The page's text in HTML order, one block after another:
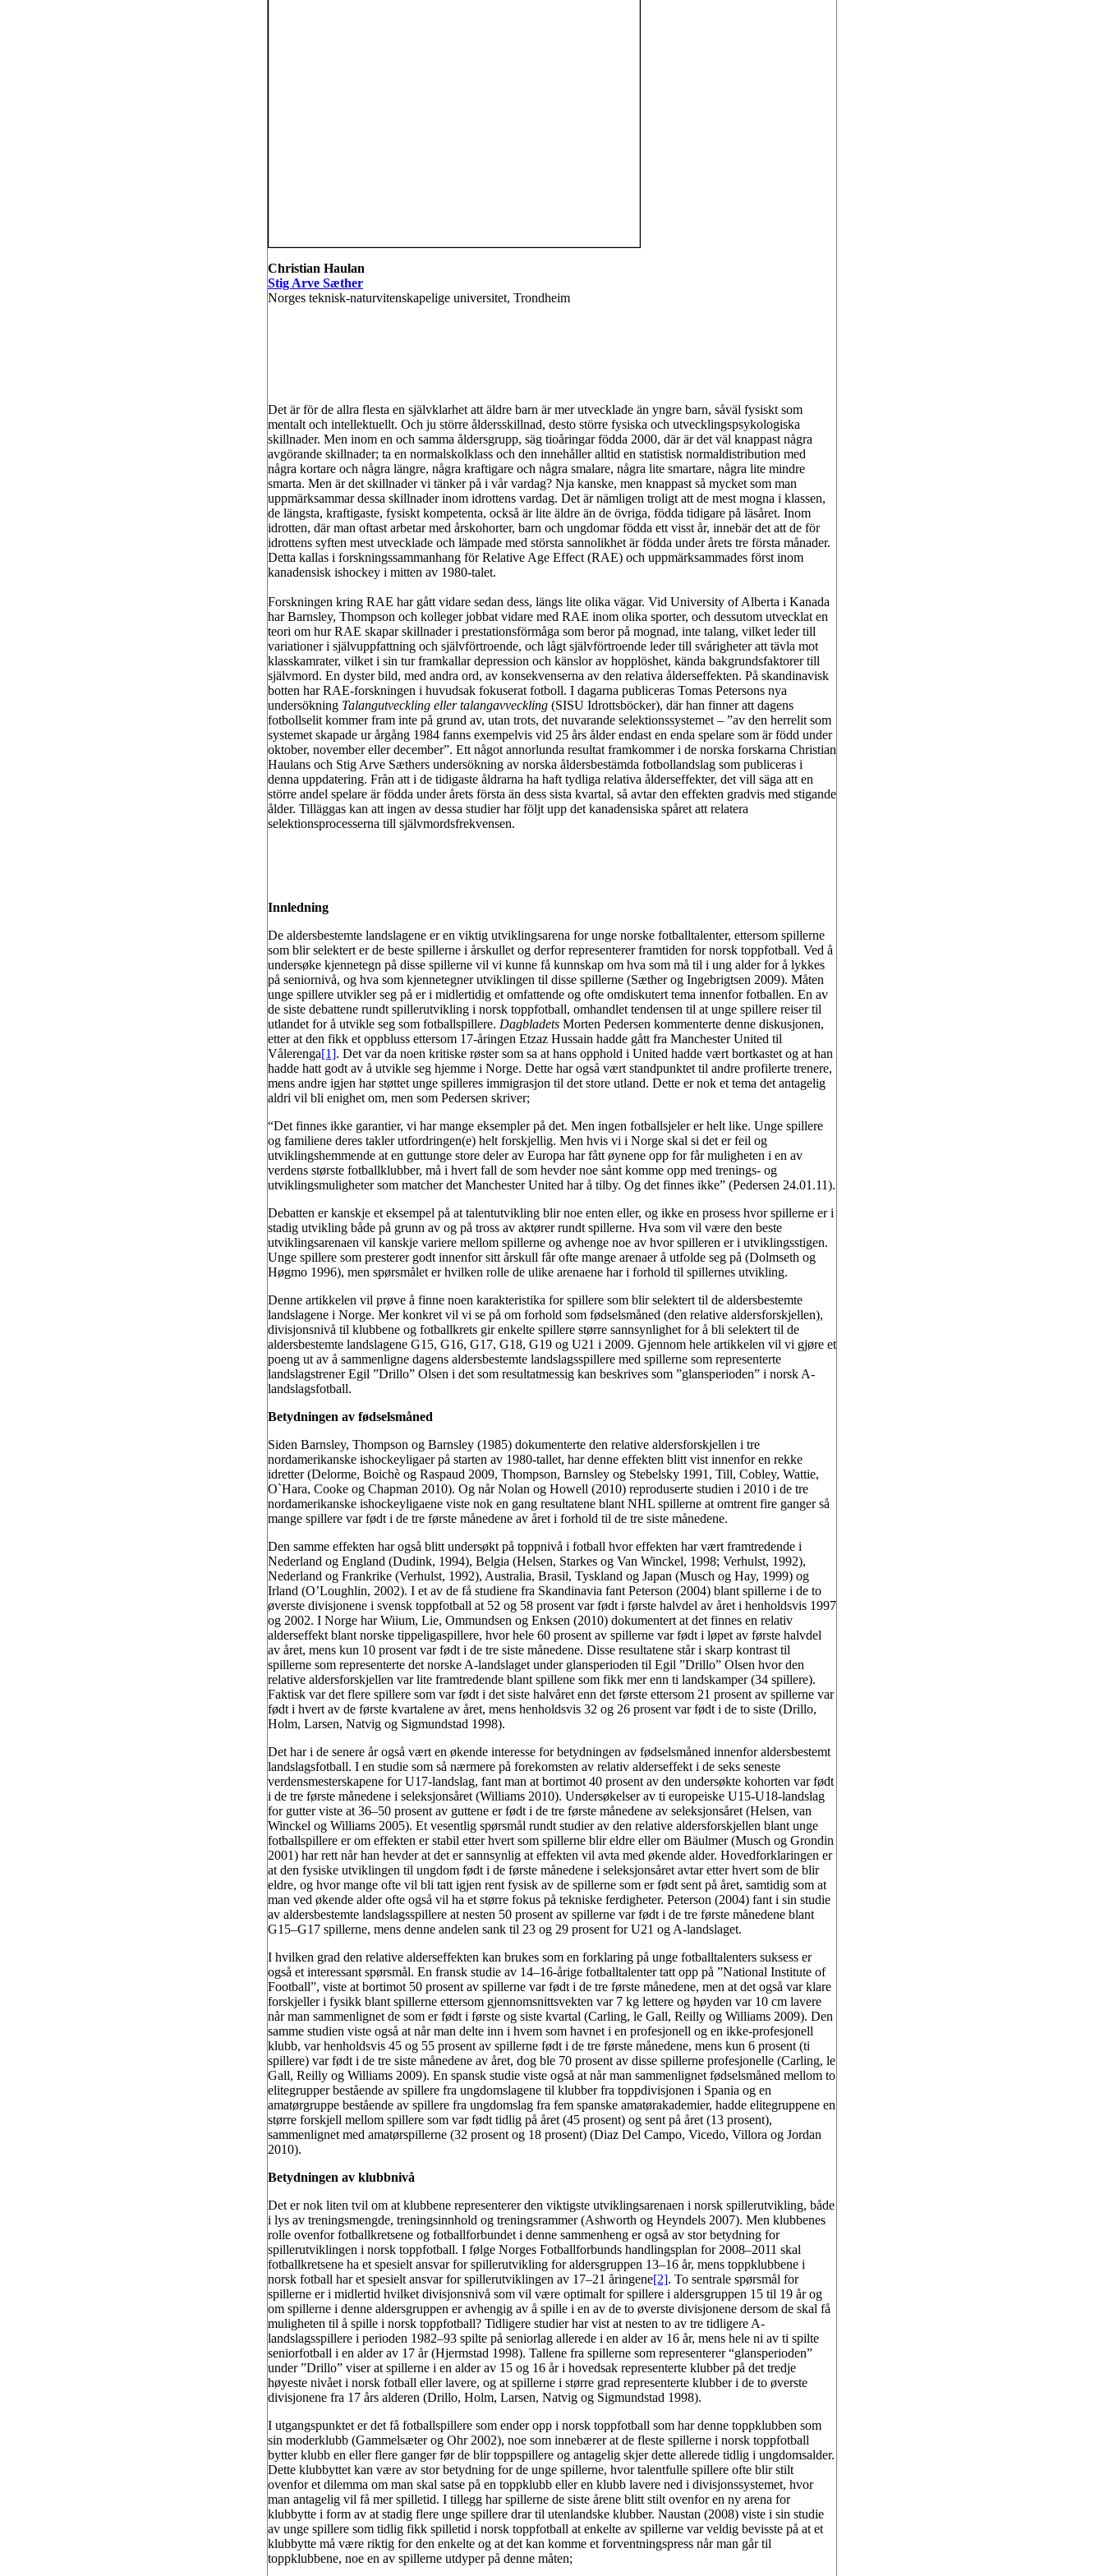
Christian Haulan
Stig Arve Sæther
Norges teknisk-naturvitenskapelige universitet, Trondheim
Det är för de allra flesta en självklarhet att äldre barn är mer utvecklade än yngre barn, såväl fysiskt som
mentalt och intellektuellt. Och ju större åldersskillnad, desto större fysiska och utvecklingspsykologiska
skillnader. Men inom en och samma åldersgrupp, säg tioåringar födda 2000, där är det väl knappast några
avgörande skillnader; ta en normalskolklass och den innehåller alltid en statistisk normaldistribution med
några kortare och några längre, några kraftigare och några smalare, några lite smartare, några lite mindre
smarta. Men är det skillnader vi tänker på i vår vardag? Nja kanske, men knappast så mycket som man
uppmärksammar dessa skillnader inom idrottens vardag. Det är nämligen troligt att de mest mogna i klassen,
de längsta, kraftigaste, fysiskt kompetenta, också är lite äldre än de övriga, födda tidigare på läsåret. Inom
idrotten, där man oftast arbetar med årskohorter, barn och ungdomar födda ett visst år, innebär det att de för
idrottens syften mest utvecklade och lämpade med största sannolikhet är födda under årets tre första månader.
Detta kallas i forskningssammanhang för Relative Age Effect (RAE) och uppmärksammades först inom
kanadensisk ishockey i mitten av 1980-talet.
Forskningen kring RAE har gått vidare sedan dess, längs lite olika vägar. Vid University of Alberta i Kanada
har Barnsley, Thompson och kolleger jobbat vidare med RAE inom olika sporter, och dessutom utvecklat en
teori om hur RAE skapar skillnader i prestationsförmåga som beror på mognad, inte talang, vilket leder till
variationer i självuppfattning och självförtroende, och lågt självförtroende leder till svårigheter att tävla mot
klasskamrater, vilket i sin tur framkallar depression och känslor av hopplöshet, kända bakgrundsfaktorer till
självmord. En dyster bild, med andra ord, av konsekvenserna av den relativa ålderseffekten. På skandinavisk
botten har RAE-forskningen i huvudsak fokuserat fotboll. I dagarna publiceras Tomas Petersons nya
undersökning Talangutveckling eller talangavveckling (SISU Idrottsböcker), där han finner att dagens
fotbollselit kommer fram inte på grund av, utan trots, det nuvarande selektionssystemet – ”av den herrelit som
systemet skapade ur årgång 1984 fanns exempelvis vid 25 års ålder endast en enda spelare som är född under
oktober, november eller december”. Ett något annorlunda resultat framkommer i de norska forskarna Christian
Haulans och Stig Arve Sæthers undersökning av norska åldersbestämda fotbollandslag som publiceras i
denna uppdatering. Från att i de tidigaste åldrarna ha haft tydliga relativa ålderseffekter, det vill säga att en
större andel spelare är födda under årets första än dess sista kvartal, så avtar den effekten gradvis med stigande
ålder. Tilläggas kan att ingen av dessa studier har följt upp det kanadensiska spåret att relatera
selektionsprocesserna till självmordsfrekvensen.
Innledning
De aldersbestemte landslagene er en viktig utviklingsarena for unge norske fotballtalenter, ettersom spillerne
som blir selektert er de beste spillerne i årskullet og derfor representerer framtiden for norsk toppfotball. Ved å
undersøke kjennetegn på disse spillerne vil vi kunne få kunnskap om hva som må til i ung alder for å lykkes
på seniornivå, og hva som kjennetegner utviklingen til disse spillerne (Sæther og Ingebrigtsen 2009). Måten
unge spillere utvikler seg på er i midlertidig et omfattende og ofte omdiskutert tema innenfor fotballen. En av
de siste debattene rundt spillerutvikling i norsk toppfotball, omhandlet tendensen til at unge spillere reiser til
utlandet for å utvikle seg som fotballspillere. Dagbladets Morten Pedersen kommenterte denne diskusjonen,
etter at den fikk et oppbluss ettersom 17-åringen Etzaz Hussain hadde gått fra Manchester United til
Vålerenga[1]. Det var da noen kritiske røster som sa at hans opphold i United hadde vært bortkastet og at han
hadde hatt godt av å utvikle seg hjemme i Norge. Dette har også vært standpunktet til andre profilerte trenere,
mens andre igjen har støttet unge spilleres immigrasjon til det store utland. Dette er nok et tema det antagelig
aldri vil bli enighet om, men som Pedersen skriver;
“Det finnes ikke garantier, vi har mange eksempler på det. Men ingen fotballsjeler er helt like. Unge spillere
og familiene deres takler utfordringen(e) helt forskjellig. Men hvis vi i Norge skal si det er feil og
utviklingshemmende at en guttunge store deler av Europa har fått øynene opp for får muligheten i en av
verdens største fotballklubber, må i hvert fall de som hevder noe sånt komme opp med trenings- og
utviklingsmuligheter som matcher det Manchester United har å tilby. Og det finnes ikke” (Pedersen 24.01.11).
Debatten er kanskje et eksempel på at talentutvikling blir noe enten eller, og ikke en prosess hvor spillerne er i
stadig utvikling både på grunn av og på tross av aktører rundt spillerne. Hva som vil være den beste
utviklingsarenaen vil kanskje variere mellom spillerne og avhenge noe av hvor spilleren er i utviklingsstigen.
Unge spillere som presterer godt innenfor sitt årskull får ofte mange arenaer å utfolde seg på (Dolmseth og
Høgmo 1996), men spørsmålet er hvilken rolle de ulike arenaene har i forhold til spillernes utvikling.
Denne artikkelen vil prøve å finne noen karakteristika for spillere som blir selektert til de aldersbestemte
landslagene i Norge. Mer konkret vil vi se på om forhold som fødselsmåned (den relative aldersforskjellen),
divisjonsnivå til klubbene og fotballkrets gir enkelte spillere større sannsynlighet for å bli selektert til de
aldersbestemte landslagene G15, G16, G17, G18, G19 og U21 i 2009. Gjennom hele artikkelen vil vi gjøre et
poeng ut av å sammenligne dagens aldersbestemte landslagsspillere med spillerne som representerte
landslagstrener Egil ”Drillo” Olsen i det som resultatmessig kan beskrives som ”glansperioden” i norsk A-
landslagsfotball.
Betydningen av fødselsmåned
Siden Barnsley, Thompson og Barnsley (1985) dokumenterte den relative aldersforskjellen i tre
nordamerikanske ishockeyligaer på starten av 1980-tallet, har denne effekten blitt vist innenfor en rekke
idretter (Delorme, Boichè og Raspaud 2009, Thompson, Barnsley og Stebelsky 1991, Till, Cobley, Wattie,
O`Hara, Cooke og Chapman 2010). Og når Nolan og Howell (2010) reproduserte studien i 2010 i de tre
nordamerikanske ishockeyligaene viste nok en gang resultatene blant NHL spillerne at omtrent fire ganger så
mange spillere var født i de tre første månedene av året i forhold til de tre siste månedene.
Den samme effekten har også blitt undersøkt på toppnivå i fotball hvor effekten har vært framtredende i
Nederland og England (Dudink, 1994), Belgia (Helsen, Starkes og Van Winckel, 1998; Verhulst, 1992),
Nederland og Frankrike (Verhulst, 1992), Australia, Brasil, Tyskland og Japan (Musch og Hay, 1999) og
Irland (O’Loughlin, 2002). I et av de få studiene fra Skandinavia fant Peterson (2004) blant spillerne i de to
øverste divisjonene i svensk toppfotball at 52 og 58 prosent var født i første halvdel av året i henholdsvis 1997
og 2002. I Norge har Wiium, Lie, Ommundsen og Enksen (2010) dokumentert at det finnes en relativ
alderseffekt blant norske tippeligaspillere, hvor hele 60 prosent av spillerne var født i løpet av første halvdel
av året, mens kun 10 prosent var født i de tre siste månedene. Disse resultatene står i skarp kontrast til
spillerne som representerte det norske A-landslaget under glansperioden til Egil ”Drillo” Olsen hvor den
relative aldersforskjellen var lite framtredende blant spillene som fikk mer enn ti landskamper (34 spillere).
Faktisk var det flere spillere som var født i det siste halvåret enn det første ettersom 21 prosent av spillerne var
født i hvert av de første kvartalene av året, mens henholdsvis 32 og 26 prosent var født i de to siste (Drillo,
Holm, Larsen, Natvig og Sigmundstad 1998).
Det har i de senere år også vært en økende interesse for betydningen av fødselsmåned innenfor aldersbestemt
landslagsfotball. I en studie som så nærmere på forekomsten av relativ alderseffekt i de seks seneste
verdensmesterskapene for U17-landslag, fant man at bortimot 40 prosent av den undersøkte kohorten var født
i de tre første månedene i seleksjonsåret (Williams 2010). Undersøkelser av ti europeiske U15-U18-landslag
for gutter viste at 36–50 prosent av guttene er født i de tre første månedene av seleksjonsåret (Helsen, van
Winckel og Williams 2005). Et vesentlig spørsmål rundt studier av den relative aldersforskjellen blant unge
fotballspillere er om effekten er stabil etter hvert som spillerne blir eldre eller om Bäulmer (Musch og Grondin
2001) har rett når han hevder at det er sannsynlig at effekten vil avta med økende alder. Hovedforklaringen er
at den fysiske utviklingen til ungdom født i de første månedene i seleksjonsåret avtar etter hvert som de blir
eldre, og hvor mange ofte vil bli tatt igjen rent fysisk av de spillerne som er født sent på året, samtidig som at
man ved økende alder ofte også vil ha et større fokus på tekniske ferdigheter. Peterson (2004) fant i sin studie
av aldersbestemte landslagsspillere at nesten 50 prosent av spillerne var født i de tre første månedene blant
G15–G17 spillerne, mens denne andelen sank til 23 og 29 prosent for U21 og A-landslaget.
I hvilken grad den relative alderseffekten kan brukes som en forklaring på unge fotballtalenters suksess er
også et interessant spørsmål. En fransk studie av 14–16-årige fotballtalenter tatt opp på ”National Institute of
Football”, viste at bortimot 50 prosent av spillerne var født i de tre første månedene, men at det også var klare
forskjeller i fysikk blant spillerne ettersom gjennomsnittsvekten var 7 kg lettere og høyden var 10 cm lavere
når man sammenlignet de som er født i første og siste kvartal (Carling, le Gall, Reilly og Williams 2009). Den
samme studien viste også at når man delte inn i hvem som havnet i en profesjonell og en ikke-profesjonell
klubb, var henholdsvis 45 og 55 prosent av spillerne født i de tre første månedene, mens kun 6 prosent (ti
spillere) var født i de tre siste månedene av året, dog ble 70 prosent av disse spillerne profesjonelle (Carling, le
Gall, Reilly og Williams 2009). En spansk studie viste også at når man sammenlignet fødselsmåned mellom to
elitegrupper bestående av spillere fra ungdomslagene til klubber fra toppdivisjonen i Spania og en
amatørgruppe bestående av spillere fra ungdomslag fra fem spanske amatørakademier, hadde elitegruppene en
større forskjell mellom spillere som var født tidlig på året (45 prosent) og sent på året (13 prosent),
sammenlignet med amatørspillerne (32 prosent og 18 prosent) (Diaz Del Campo, Vicedo, Villora og Jordan
2010).
Betydningen av klubbnivå
Det er nok liten tvil om at klubbene representerer den viktigste utviklingsarenaen i norsk spillerutvikling, både
i lys av treningsmengde, treningsinnhold og treningsrammer (Ashworth og Heyndels 2007). Men klubbenes
rolle ovenfor fotballkretsene og fotballforbundet i denne sammenheng er også av stor betydning for
spillerutviklingen i norsk toppfotball. I følge Norges Fotballforbunds handlingsplan for 2008–2011 skal
fotballkretsene ha et spesielt ansvar for spillerutvikling for aldersgruppen 13–16 år, mens toppklubbene i
norsk fotball har et spesielt ansvar for spillerutviklingen av 17–21 åringene[2]. To sentrale spørsmål for
spillerne er i midlertid hvilket divisjonsnivå som vil være optimalt for spillere i aldersgruppen 15 til 19 år og
om spillerne i denne aldersgruppen er avhengig av å spille i en av de to øverste divisjonene dersom de skal få
muligheten til å spille i norsk toppfotball? Tidligere studier har vist at nesten to av tre tidligere A-
landslagsspillere i perioden 1982–93 spilte på seniorlag allerede i en alder av 16 år, mens hele ni av ti spilte
seniorfotball i en alder av 17 år (Hjermstad 1998). Tallene fra spillerne som representerer “glansperioden”
under ”Drillo” viser at spillerne i en alder av 15 og 16 år i hovedsak representerte klubber på det tredje
høyeste nivået i norsk fotball eller lavere, og at spillerne i større grad representerte klubber i de to øverste
divisjonene fra 17 års alderen (Drillo, Holm, Larsen, Natvig og Sigmundstad 1998).
I utgangspunktet er det få fotballspillere som ender opp i norsk toppfotball som har denne toppklubben som
sin moderklubb (Gammelsæter og Ohr 2002), noe som innebærer at de fleste spillerne i norsk toppfotball
bytter klubb en eller flere ganger før de blir toppspillere og antagelig skjer dette allerede tidlig i ungdomsalder.
Dette klubbyttet kan være av stor betydning for de unge spillerne, hvor talentfulle spillere ofte blir stilt
ovenfor et dilemma om man skal satse på en toppklubb eller en klubb lavere ned i divisjonssystemet, hvor
man antagelig vil få mer spilletid. I tillegg har spillerne de siste årene blitt stilt ovenfor en ny arena for
klubbytte i form av at stadig flere unge spillere drar til utenlandske klubber. Naustan (2008) viste i sin studie
av unge spillere som tidlig fikk spilletid i norsk toppfotball at enkelte av spillerne var veldig bevisste på at et
klubbytte må være riktig for den enkelte og at det kan komme et forventningspress når man går til
toppklubbene, noe en av spillerne utdyper på denne måten;